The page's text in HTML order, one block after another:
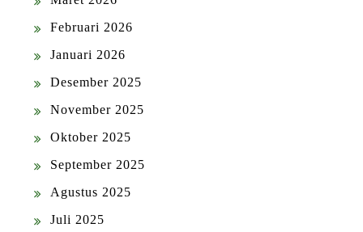
Februari 2026
Januari 2026
Desember 2025
November 2025
Oktober 2025
September 2025
Agustus 2025
Juli 2025